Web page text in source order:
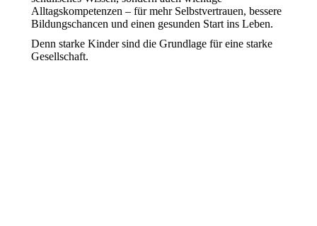
Alltagskompetenzen – für mehr Selbstvertrauen, bessere
Bildungschancen und einen gesunden Start ins Leben.
Denn starke Kinder sind die Grundlage für eine starke
Gesellschaft.